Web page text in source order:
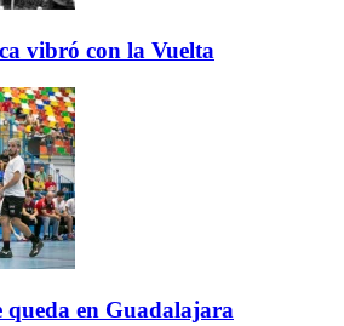
vibró con la Vuelta
en Guadalajara